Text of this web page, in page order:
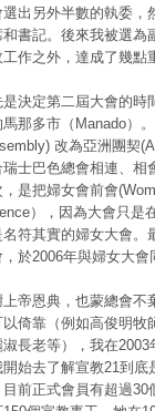
選出另外半數的執委，
和書記。後來我被選為
工作之外，達成了幾點
是決定第二屆大會的時
馬那多市（Manado）
改為亞洲團契
瑞士巴色總會相連、相
，是把婦女會前會
），因為大會只是
名符其實的婦女大會。
，於2006年與婦女大會
上帝恩典，也蒙總會不
以倚靠（例如高俊明牧
淑長老等），我在
開始去了解宣教21到
目前正式會員有超過